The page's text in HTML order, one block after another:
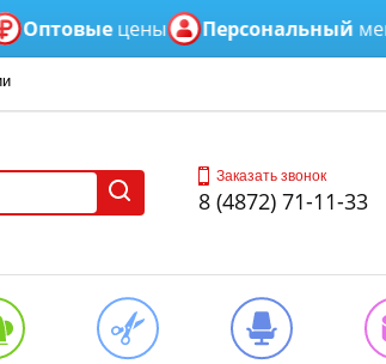
цены Персональный
Заказать звонок
8 (4872) 71-11-33